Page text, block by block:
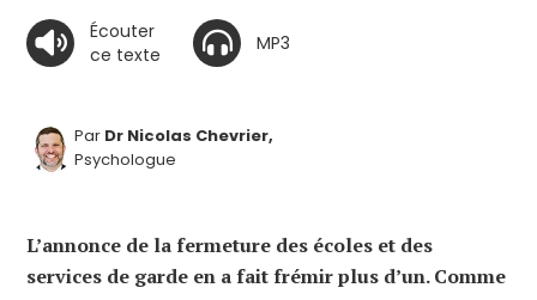
Écouter
ce texte
MP3
Par Dr Nicolas Chevrier,
Psychologue
L’annonce de la fermeture des écoles et des
services de garde en a fait frémir plus d’un. Comme